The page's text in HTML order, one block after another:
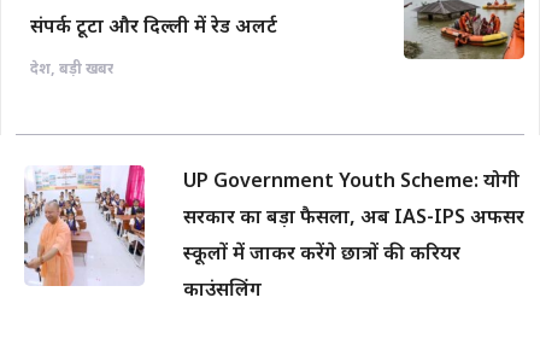
संपर्क टूटा और दिल्ली में रेड अलर्ट
देश, बड़ी खबर
UP Government Youth Scheme: योगी
सरकार का बड़ा फैसला, अब IAS-IPS अफसर
स्कूलों में जाकर करेंगे छात्रों की करियर
काउंसलिंग